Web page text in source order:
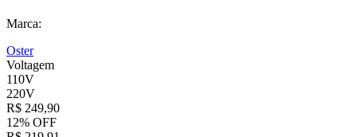
Marca:
Oster
Voltagem
110V
220V
R$ 249,90
12% OFF